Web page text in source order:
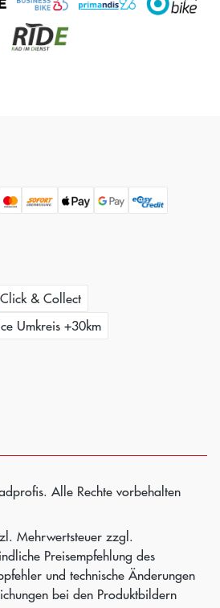
& Collect
Umkreis +30km
Alle Rechte vorbehalten
Mehrwertsteuer zzgl.
Preisempfehlung des
und technische Änderungen
bei den Produktbildern